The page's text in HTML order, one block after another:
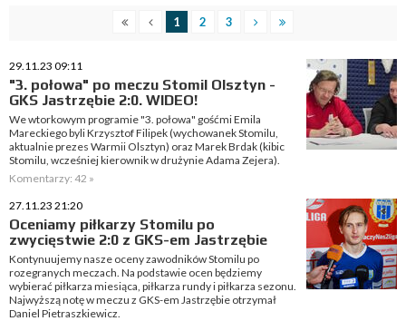
1 2 3
29.11.23 09:11
"3. połowa" po meczu Stomil Olsztyn -
GKS Jastrzębie 2:0. WIDEO!
We wtorkowym programie "3. połowa" gośćmi Emila
Mareckiego byli Krzysztof Filipek (wychowanek Stomilu,
aktualnie prezes Warmii Olsztyn) oraz Marek Brdak (kibic
Stomilu, wcześniej kierownik w drużynie Adama Zejera).
Komentarzy: 42 »
27.11.23 21:20
Oceniamy piłkarzy Stomilu po
zwycięstwie 2:0 z GKS-em Jastrzębie
Kontynuujemy nasze oceny zawodników Stomilu po
rozegranych meczach. Na podstawie ocen będziemy
wybierać piłkarza miesiąca, piłkarza rundy i piłkarza sezonu.
Najwyższą notę w meczu z GKS-em Jastrzębie otrzymał
Daniel Pietraszkiewicz.